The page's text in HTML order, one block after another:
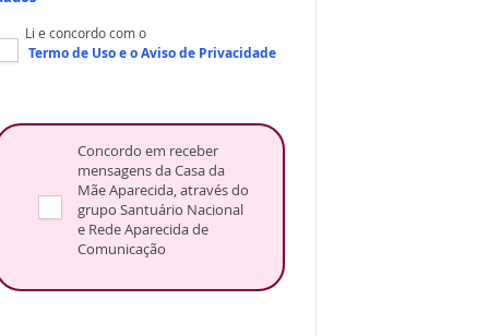
Li e concordo com o
Termo de Usoe oAviso de Privacidade
Concordo em receber
mensagens da Casa da
Mãe Aparecida, através do
grupo Santuário Nacional
e Rede Aparecida de
Comunicação